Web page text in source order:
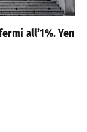
all’1%. Yen